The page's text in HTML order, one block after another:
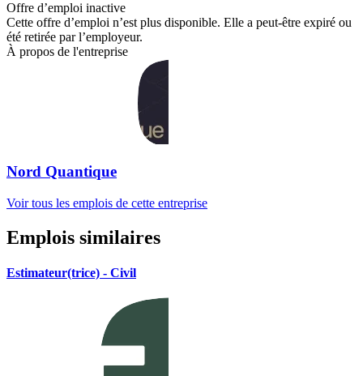
Offre d’emploi inactive
Cette offre d’emploi n’est plus disponible. Elle a peut-être expiré ou
été retirée par l’employeur.
À propos de l'entreprise
Nord Quantique
Voir tous les emplois de cette entreprise
Emplois similaires
Estimateur(trice) - Civil